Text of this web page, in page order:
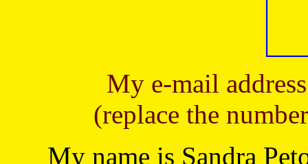
My e-mail
(replace the
My name is Sandra